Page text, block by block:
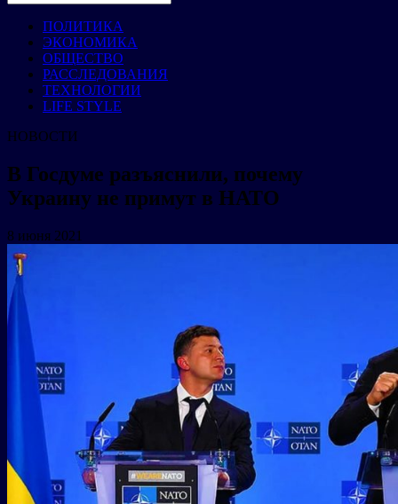
ПОЛИТИКА
ЭКОНОМИКА
ОБЩЕСТВО
РАССЛЕДОВАНИЯ
ТЕХНОЛОГИИ
LIFE STYLE
НОВОСТИ
В Госдуме разъяснили, почему
Украину не примут в НАТО
8 июня 2021